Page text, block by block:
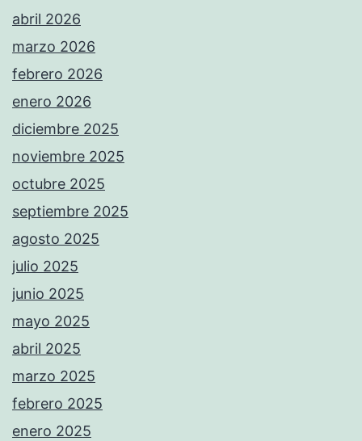
abril 2026
marzo 2026
febrero 2026
enero 2026
diciembre 2025
noviembre 2025
octubre 2025
septiembre 2025
agosto 2025
julio 2025
junio 2025
mayo 2025
abril 2025
marzo 2025
febrero 2025
enero 2025